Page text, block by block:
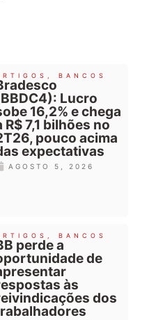
BANCOS
Lucro
16,2% e chega
R$ 7,1 bilhões no
pouco acima
expectativas
AGOSTO 5, 2026
BANCOS
perde a
de
às
dos